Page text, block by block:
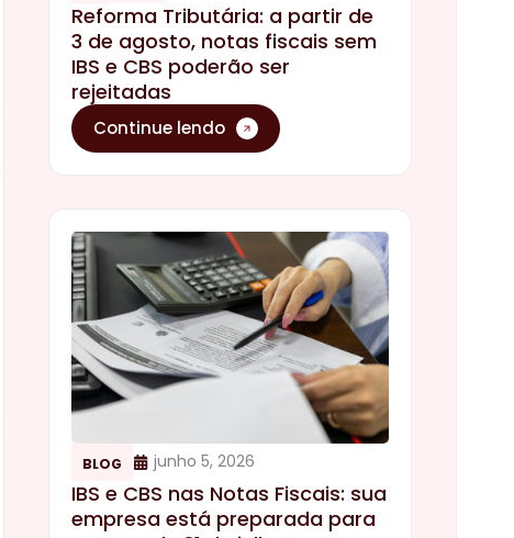
Reforma Tributária: a partir de
3 de agosto, notas fiscais sem
IBS e CBS poderão ser
rejeitadas
Continue lendo
BLOG junho 5, 2026
IBS e CBS nas Notas Fiscais: sua
empresa está preparada para